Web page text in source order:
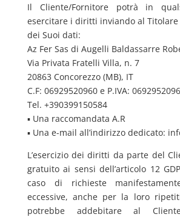
Il Cliente/Fornitore potrà in
esercitare i diritti inviando al
dei Suoi dati:
Az Fer Sas di Augelli Baldassarre
Via Privata Fratelli Villa, n. 7
20863 Concorezzo (MB), IT
C.F: 06929520960 e P.IVA:
Tel. +390399150584
▪ Una raccomandata A.R
▪ Una e-mail all’indirizzo dedicato:
L’esercizio dei diritti da parte del
gratuito ai sensi dell’articolo 12
caso di richieste
eccessive, anche per la loro
potrebbe addebitare al